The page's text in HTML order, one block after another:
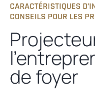
CARACTÉRISTIQUES
CONSEILS POUR LES
de foyer